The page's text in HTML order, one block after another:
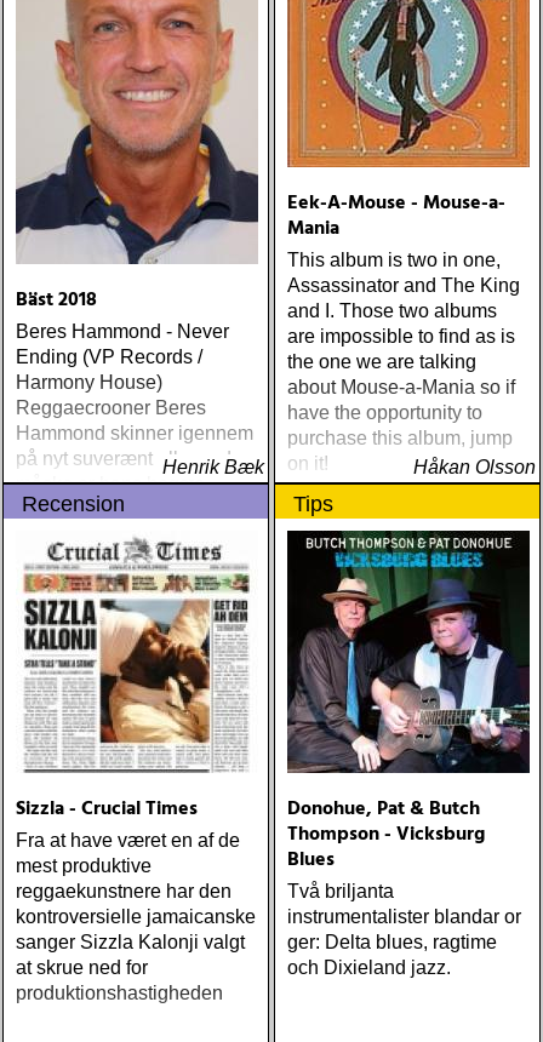
Bäst 2018
Beres Hammond - Never
Ending (VP Records /
Harmony House)
Reggaecrooner Beres
Hammond skinner igennem
på nyt suverænt album, der
måske er hans bedste
gennem tiderne
Henrik Bæk
Eek-A-Mouse - Mouse-a-
Mania
This album is two in one,
Assassinator and The King
and I. Those two albums
are impossible to find as is
the one we are talking
about Mouse-a-Mania so if
have the opportunity to
purchase this album, jump
on it!
Håkan Olsson
Recension
Sizzla - Crucial Times
Fra at have været en af de
mest produktive
reggaekunstnere har den
kontroversielle jamaicanske
sanger Sizzla Kalonji valgt
at skrue ned for
produktionshastigheden
Tips
Donohue, Pat & Butch
Thompson - Vicksburg
Blues
Två briljanta
instrumentalister blandar or
ger: Delta blues, ragtime
och Dixieland jazz.